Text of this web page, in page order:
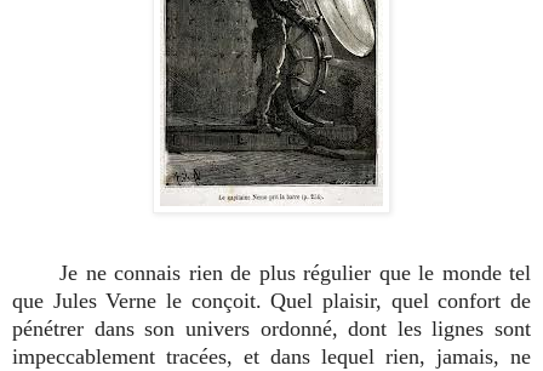
Je ne connais rien de plus régulier que le monde tel
que Jules Verne le conçoit. Quel plaisir, quel confort de
pénétrer dans son univers ordonné, dont les lignes sont
impeccablement tracées, et dans lequel rien, jamais, ne